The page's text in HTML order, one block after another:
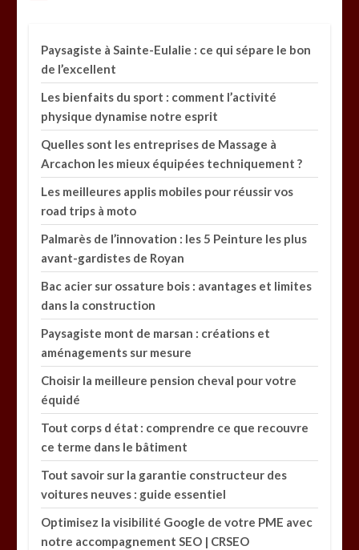
Paysagiste à Sainte-Eulalie : ce qui sépare le bon
de l’excellent
Les bienfaits du sport : comment l’activité
physique dynamise notre esprit
Quelles sont les entreprises de Massage à
Arcachon les mieux équipées techniquement ?
Les meilleures applis mobiles pour réussir vos
road trips à moto
Palmarès de l’innovation : les 5 Peinture les plus
avant-gardistes de Royan
Bac acier sur ossature bois : avantages et limites
dans la construction
Paysagiste mont de marsan : créations et
aménagements sur mesure
Choisir la meilleure pension cheval pour votre
équidé
Tout corps d état : comprendre ce que recouvre
ce terme dans le bâtiment
Tout savoir sur la garantie constructeur des
voitures neuves : guide essentiel
Optimisez la visibilité Google de votre PME avec
notre accompagnement SEO | CRSEO